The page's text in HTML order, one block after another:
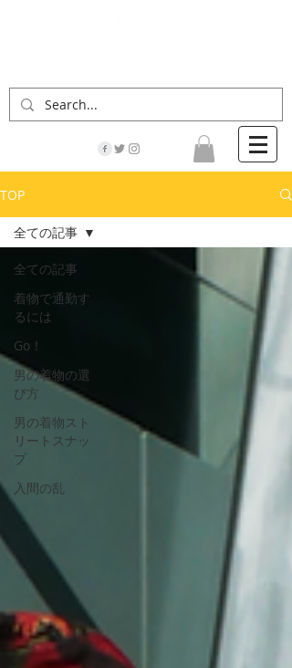
TOP
全ての記事
着物で通勤す
るには
Go！
男の着物の選
び方
男の着物スト
リートスナッ
プ
入間の乱
全ての記事